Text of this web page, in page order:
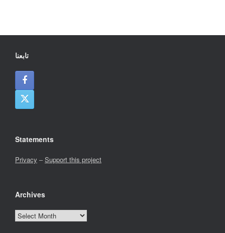
تابعنا
Statements
Privacy –Support this project
Archives
Archives